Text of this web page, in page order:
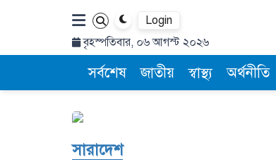
Login
বৃহস্পতিবার, ০৬ আগস্ট ২০২৬
সর্বশেষ জাতীয় স্বাস্থ্য অর্থনীতি
সারাদেশ